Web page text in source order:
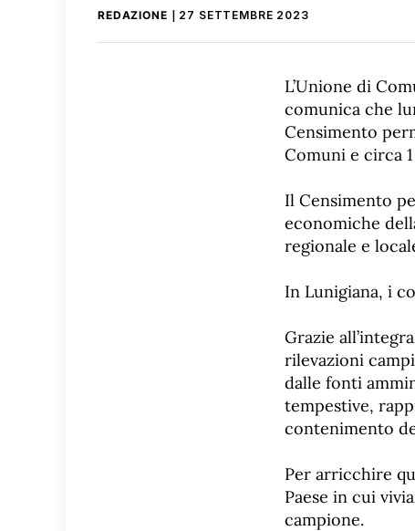
REDAZIONE 27 SETTEMBRE 2023
L’Unione di
comunica che
Censimento
Comuni e circa
Il Censimento
economiche
regionale e
In Lunigiana, i
Grazie
rilevazioni
dalle fonti
tempestive,
contenimento
Per arricchire
Paese in cui
campione.